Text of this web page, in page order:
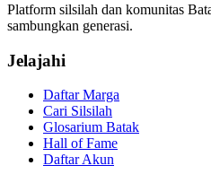
Platform silsilah dan komunitas
sambungkan generasi.
Jelajahi
Daftar Marga
Cari Silsilah
Glosarium Batak
Hall of Fame
Daftar Akun